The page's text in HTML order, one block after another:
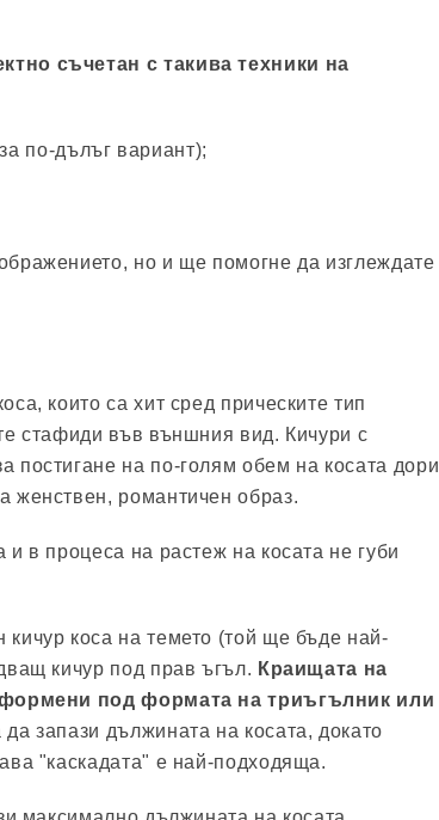
съчетан с такива техники на
по-дълъг вариант);
но и ще помогне да изглеждате
които са хит сред прическите тип
стафиди във външния вид. Кичури с
постигане на по-голям обем на косата дори
романтичен образ.
и в процеса на растеж на косата не губи
кичур коса на темето (той ще бъде най-
кичур под прав ъгъл. Краищата на
под формата на триъгълник или
да запази дължината на косата, докато
"каскадата" е най-подходяща.